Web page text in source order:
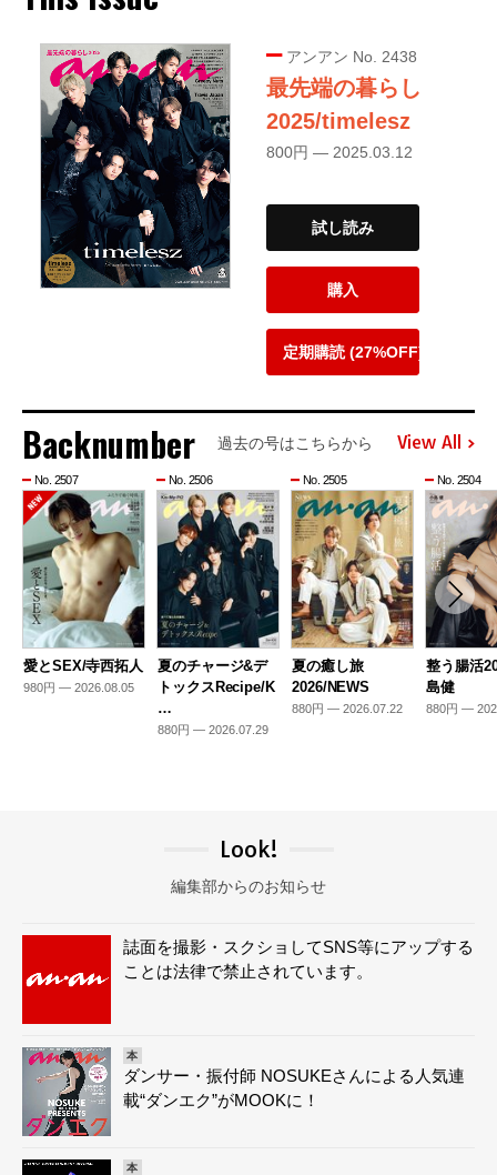
アンアン No. 2438
最先端の暮らし
2025/timelesz
800円 — 2025.03.12
試し読み
購入
定期購読 (27%OFF)
Backnumber 過去の号はこちらから View All
No. 2507
愛とSEX/寺西拓人
980円 — 2026.08.05
No. 2506
夏のチャージ&デ
トックスRecipe/K
…
880円 — 2026.07.29
No. 2505
夏の癒し旅
2026/NEWS
880円 — 2026.07.22
No. 2504
整う腸活
島健
880円 —
Look!
編集部からのお知らせ
誌面を撮影・スクショしてSNS等にアップする
ことは法律で禁止されています。
本
ダンサー・振付師 NOSUKEさんによる人気連
載“ダンエク”がMOOKに！
本